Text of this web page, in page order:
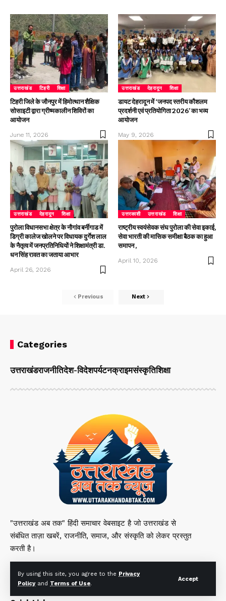
By using this site, you agree to the Privacy
Policyand Terms of Use.
Accept
उत्तराखंड टिहरी शिक्षा
टिहरी जिले के जौनपुर में हिमोत्थान शैक्षिक
सोसाइटी द्वारा ग्रीष्मकालीन शिविरों का
आयोजन
June 11, 2026
उत्तराखंड देहरादून शिक्षा
डायट देहरादून में ‘जनपद स्तरीय कौशलम
प्रदर्शनी एवं प्रतियोगिता 2026’ का भव्य
आयोजन
May 9, 2026
उत्तराखंड देहरादून शिक्षा
पुरोला विधानसभा क्षेत्र के नौगांव बर्नीगाड में
डिग्री कालेज खोलने पर विधायक दुर्गेश लाल
के नैतृत्व में जनप्रतिनिधियों ने शिक्षामंत्री डा.
धन सिंह रावत का जताया आभार
April 26, 2026
उत्तरकाशी उत्तराखंड शिक्षा
राष्ट्रीय स्वयंसेवक संघ पुरोला की सेवा इकाई,
सेवा भारती की मासिक समीक्षा बैठक का हुआ
समापन ,
April 10, 2026
Previous Next
Categories
उत्तराखंडराजनीतिदेश-विदेशपर्यटनक्राइमसंस्कृतिशिक्षा
"उत्तराखंड अब तक" हिंदी समाचार वेबसाइट है जो उत्तराखंड से
संबंधित ताज़ा खबरें, राजनीति, समाज, और संस्कृति को लेकर प्रस्तुत
करती है।